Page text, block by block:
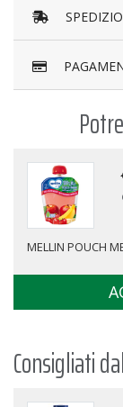
MELLIN POUCH
Consigliati